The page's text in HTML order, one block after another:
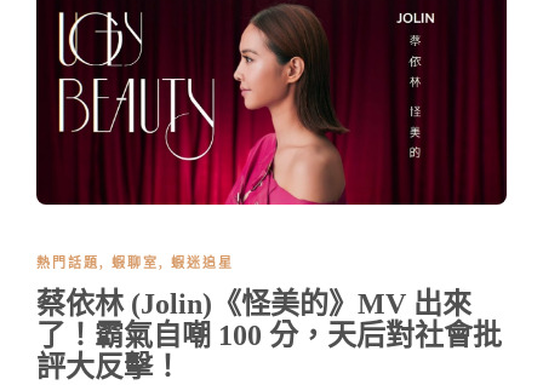
熱門話題, 蝦聊室, 蝦迷追星
蔡依林 (Jolin)《怪美的》MV 出來
了！霸氣自嘲 100 分，天后對社會批
評大反擊！